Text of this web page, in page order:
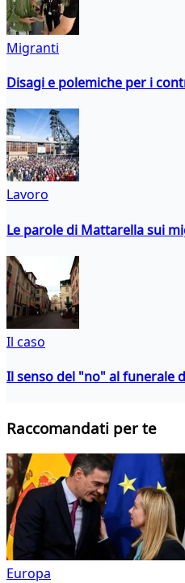
Migranti
Disagi e polemiche per i
Lavoro
Le parole di Mattarella sui
Il caso
Il senso del "no" al funerale
Raccomandati per te
Europa